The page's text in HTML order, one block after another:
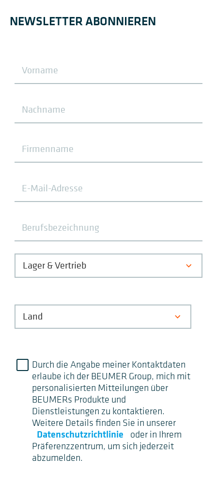
NEWSLETTER ABONNIEREN
Durch die Angabe meiner Kontaktdaten
erlaube ich der BEUMER Group, mich mit
personalisierten Mitteilungen über
BEUMERs Produkte und
Dienstleistungen zu kontaktieren.
Weitere Details finden Sie in unserer
Datenschutzrichtlinie
oder in Ihrem
Präferenzzentrum, um sich jederzeit
abzumelden.